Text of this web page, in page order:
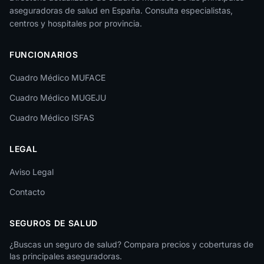
La Rioja
León
Lleida
Lugo
Málaga
Melilla
Murcia
Palencia
aseguradoras de salud en España. Consulta especialistas,
centros y hospitales por provincia.
FUNCIONARIOS
Cuadro Médico MUFACE
Cuadro Médico MUGEJU
Cuadro Médico ISFAS
LEGAL
Aviso Legal
Contacto
SEGUROS DE SALUD
¿Buscas un seguro de salud? Compara precios y coberturas de
las principales aseguradoras.